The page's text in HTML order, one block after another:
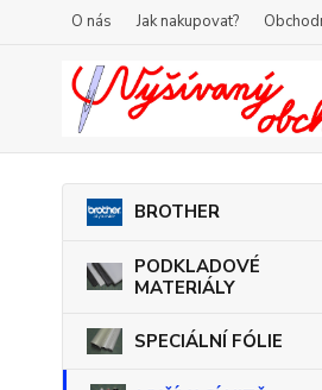
O nás Jak nakupovat?
BROTHER
PODKLADOVÉ
MATERIÁLY
SPECIÁLNÍ FÓLIE